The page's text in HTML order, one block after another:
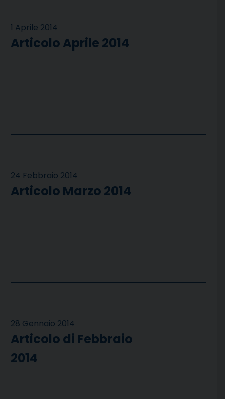
1 Aprile 2014
Articolo Aprile 2014
24 Febbraio 2014
Articolo Marzo 2014
28 Gennaio 2014
Articolo di Febbraio
2014